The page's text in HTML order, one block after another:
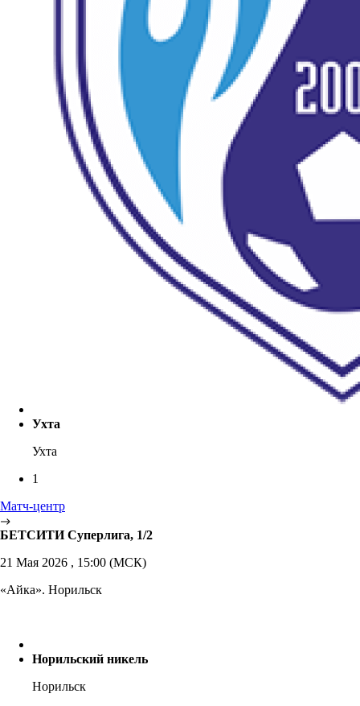
Ухта
Ухта
1
Матч-центр
БЕТСИТИ Суперлига, 1/2
21 Мая 2026 , 15:00 (МСК)
«Айка». Норильск
Норильский никель
Норильск